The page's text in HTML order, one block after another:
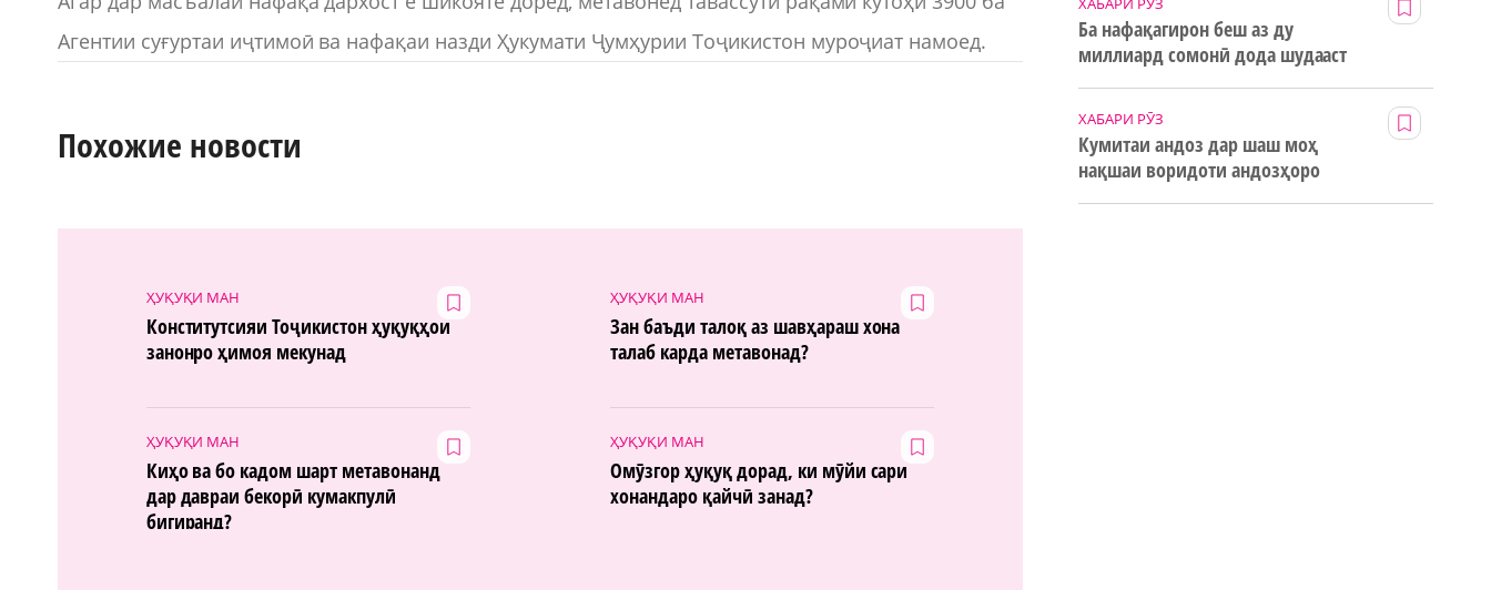
Агентии суғуртаи иҷтимоӣ ва нафақаи назди Ҳукумати Ҷумҳурии Тоҷикистон муроҷиат намоед.
Похожие новости
ҲУҚУҚИ МАН
Конститутсияи Тоҷикистон ҳуқуқҳои
занонро ҳимоя мекунад
ҲУҚУҚИ МАН
Зан баъди талоқ аз шавҳараш хона
талаб карда метавонад?
ҲУҚУҚИ МАН
Киҳо ва бо кадом шарт метавонанд
дар давраи бекорӣ кумакпулӣ
бигиранд?
ҲУҚУҚИ МАН
Омӯзгор ҳуқуқ дорад, ки мӯйи сари
хонандаро қайчӣ занад?
Ба нафақагирон беш аз ду
миллиард сомонӣ дода шудааст
ХАБАРИ РӮЗ
Кумитаи андоз дар шаш моҳ
нақшаи воридоти андозҳоро